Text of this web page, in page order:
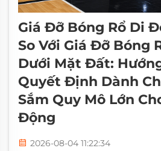
Giá Đỡ Bóng Rổ Di
So Với Giá Đỡ Bóng
Dưới Mặt Đất:
Quyết Định Dành
Sắm Quy Mô Lớn
Động
2026-08-04 11:22:34